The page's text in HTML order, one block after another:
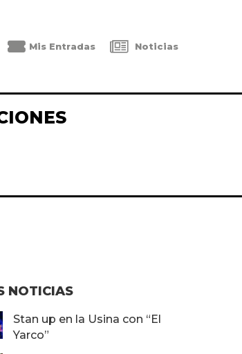
Mis Entradas Noticias
NOTICIAS
Stan up en la Usina con “El
Yarco”